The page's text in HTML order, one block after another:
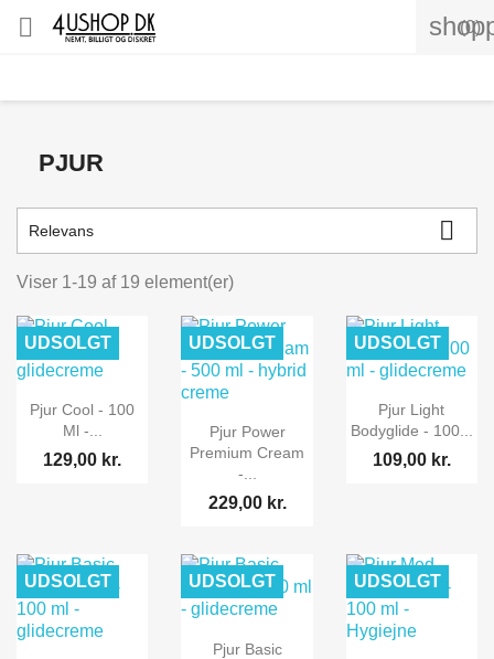
 (0)
PJUR
Relevans 
Viser 1-19 af 19 element(er)
Pjur Cool - 100
Ml -...
129,00 kr.
UDSOLGT
Pjur Power
Premium Cream
-...
229,00 kr.
UDSOLGT
Pjur Light
Bodyglide - 100...
109,00 kr.
UDSOLGT
UDSOLGT
Pjur Basic
UDSOLGT UDSOLGT